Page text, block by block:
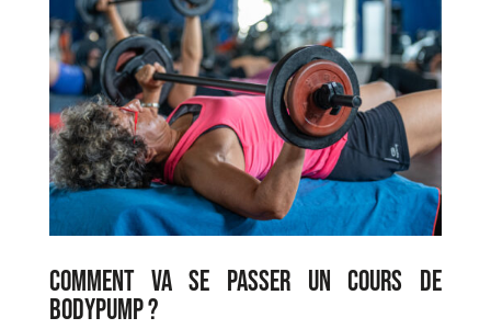
Comment va se passer un cours de
bodypump ?